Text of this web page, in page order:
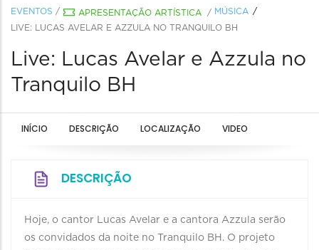
EVENTOS / APRESENTAÇÃO ARTÍSTICA / MÚSICA
LIVE: LUCAS AVELAR E AZZULA NO TRANQUILO BH
Live: Lucas Avelar e Azzula no
Tranquilo BH
INÍCIO DESCRIÇÃO LOCALIZAÇÃO VIDEO
DESCRIÇÃO
Hoje, o cantor Lucas Avelar e a cantora Azzula serão
os convidados da noite no Tranquilo BH. O projeto